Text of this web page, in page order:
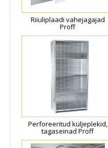
Riiuliplaadi vahejagajad
Proff
Perforeeritud küljeplekid,
tagaseinad Proff